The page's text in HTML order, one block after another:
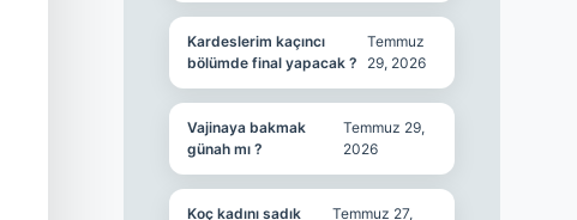
Kardeslerim kaçıncı
bölümde final yapacak ?
Temmuz
29, 2026
Vajinaya bakmak
günah mı ?
Temmuz 29,
2026
Koç kadını sadık
Temmuz 27,